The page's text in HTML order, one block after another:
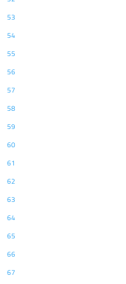
53
54
55
56
57
58
59
60
61
62
63
64
65
66
67